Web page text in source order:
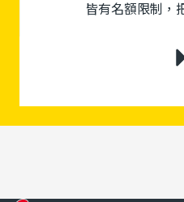
皆有名額限制，